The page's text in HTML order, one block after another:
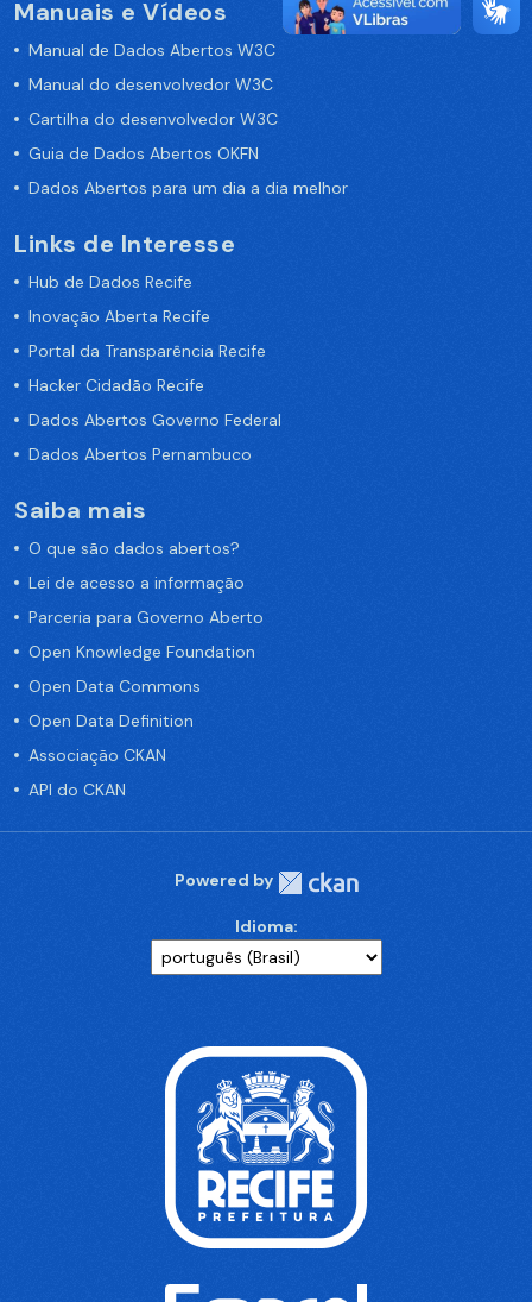
Manuais e Vídeos
Manual de Dados Abertos W3C
Manual do desenvolvedor W3C
Cartilha do desenvolvedor W3C
Guia de Dados Abertos OKFN
Dados Abertos para um dia a dia melhor
Links de Interesse
Hub de Dados Recife
Inovação Aberta Recife
Portal da Transparência Recife
Hacker Cidadão Recife
Dados Abertos Governo Federal
Dados Abertos Pernambuco
Saiba mais
O que são dados abertos?
Lei de acesso a informação
Parceria para Governo Aberto
Open Knowledge Foundation
Open Data Commons
Open Data Definition
Associação CKAN
API do CKAN
Powered by
Idioma